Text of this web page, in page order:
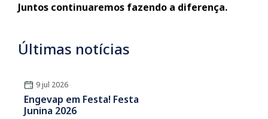
Juntos continuaremos fazendo a diferença.
Últimas notícias
9 jul 2026
Engevap em Festa! Festa
Junina 2026